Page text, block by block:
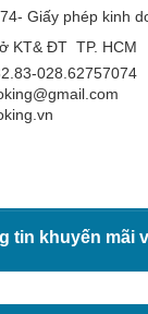
Giấy phép kinh
KT& ĐT TP. HCM
028.62757074
tin khuyến mãi